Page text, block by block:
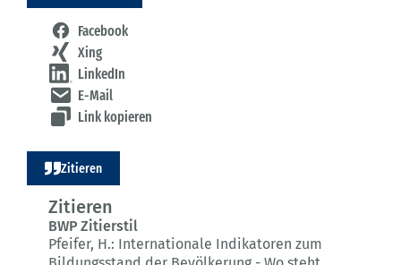
Facebook
Xing
LinkedIn
E-Mail
Link kopieren
Zitieren
Zitieren
BWP Zitierstil
Pfeifer, H.: Internationale Indikatoren zum